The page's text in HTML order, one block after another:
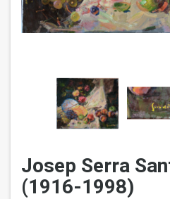
Josep Serra
(1916-1998)